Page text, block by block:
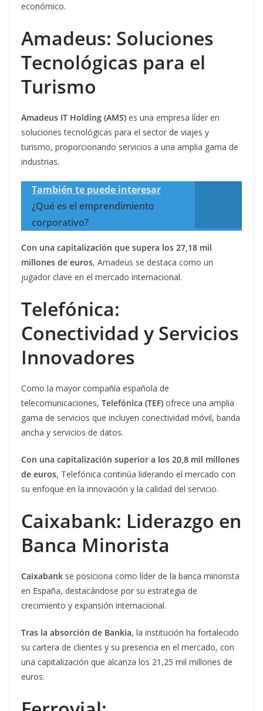
económico.
Amadeus: Soluciones
Tecnológicas para el
Turismo
Amadeus IT Holding (AMS) es una empresa líder en
soluciones tecnológicas para el sector de viajes y
turismo, proporcionando servicios a una amplia gama de
industrias.
También te puede interesar
¿Qué es el emprendimiento
corporativo?
Con una capitalización que supera los 27,18 mil
millones de euros, Amadeus se destaca como un
jugador clave en el mercado internacional.
Telefónica:
Conectividad y Servicios
Innovadores
Como la mayor compañía española de
telecomunicaciones, Telefónica (TEF) ofrece una amplia
gama de servicios que incluyen conectividad móvil, banda
ancha y servicios de datos.
Con una capitalización superior a los 20,8 mil millones
de euros, Telefónica continúa liderando el mercado con
su enfoque en la innovación y la calidad del servicio.
Caixabank: Liderazgo en
Banca Minorista
Caixabank se posiciona como líder de la banca minorista
en España, destacándose por su estrategia de
crecimiento y expansión internacional.
Tras la absorción de Bankia, la institución ha fortalecido
su cartera de clientes y su presencia en el mercado, con
una capitalización que alcanza los 21,25 mil millones de
euros.